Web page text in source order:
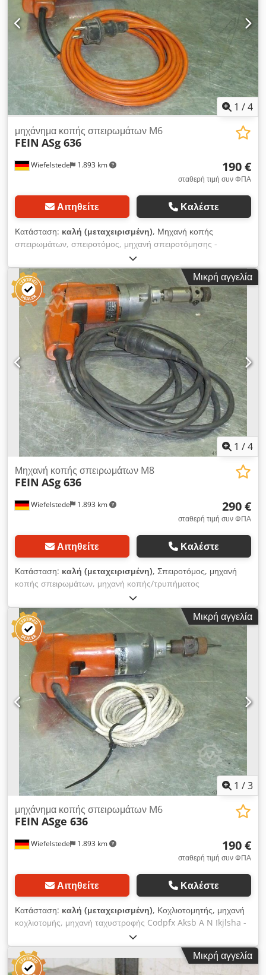
1 /4
Wiefelstede 1.893 km
μηχάνημα κοπής σπειρωμάτων M6
FEIN ASg 636
190 €
σταθερή τιμή συν ΦΠΑ
Αιτηθείτε Καλέστε
Κατάσταση: καλή (μεταχειρισμένη), Μηχανή κοπής
σπειρωμάτων, σπειροτόμος, μηχανή σπειροτόμησης -
Ενσωματωμένο κιβώτιο αναστροφής: με ταχεία επιστροφή -
Ονομαστική ισχύς: 230 Watt - Μέγιστη ικανότητα κοπής: M6 -
Σύνδεση: 230 Volt - Βάρος: 2,5 kg Codob A N Ihopfx Akloha
Μικρή αγγελία
1 /4
Wiefelstede 1.893 km
Μηχανή κοπής σπειρωμάτων M8
FEIN ASg 636
290 €
σταθερή τιμή συν ΦΠΑ
Αιτηθείτε Καλέστε
Κατάσταση: καλή (μεταχειρισμένη), Σπειροτόμος, μηχανή
κοπής σπειρωμάτων, μηχανή κοπής/τρυπήματος
σπειρωμάτων - Ενσωματωμένο κιβώτιο αντιστροφής: με ταχεία
επιστροφή - Ονομαστική ισχύς: 280 Watt - Μέγιστη ικανότητα
κοπής: M8 Chodpfx Akob A N Iieloa - Σύνδεση: 230 Volt -
Βάρος: 2,5 kg
Μικρή αγγελία
1 /3
Wiefelstede 1.893 km
μηχάνημα κοπής σπειρωμάτων M6
FEIN ASge 636
190 €
σταθερή τιμή συν ΦΠΑ
Αιτηθείτε Καλέστε
Κατάσταση: καλή (μεταχειρισμένη), Κοχλιοτομητής, μηχανή
κοχλιοτομής, μηχανή ταχυστροφής Codpfx Aksb A N Ikjlsha -
Ενσωματωμένο κιβώτιο αναστροφής: με ταχυεπιστροφή -
Ονομαστική ισχύς: 230 Watt - Μέγ. ικανότητα κοπής: M6 -
Σύνδεση: 230 Volt - Βάρος: 2,5 kg
Μικρή αγγελία